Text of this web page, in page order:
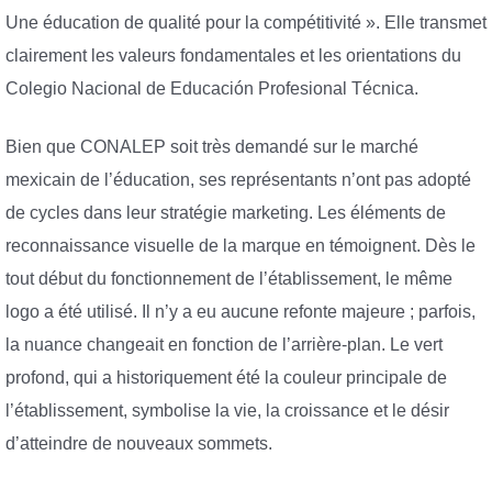
Une éducation de qualité pour la compétitivité ». Elle transmet
clairement les valeurs fondamentales et les orientations du
Colegio Nacional de Educación Profesional Técnica.
Bien que CONALEP soit très demandé sur le marché
mexicain de l’éducation, ses représentants n’ont pas adopté
de cycles dans leur stratégie marketing. Les éléments de
reconnaissance visuelle de la marque en témoignent. Dès le
tout début du fonctionnement de l’établissement, le même
logo a été utilisé. Il n’y a eu aucune refonte majeure ; parfois,
la nuance changeait en fonction de l’arrière-plan. Le vert
profond, qui a historiquement été la couleur principale de
l’établissement, symbolise la vie, la croissance et le désir
d’atteindre de nouveaux sommets.